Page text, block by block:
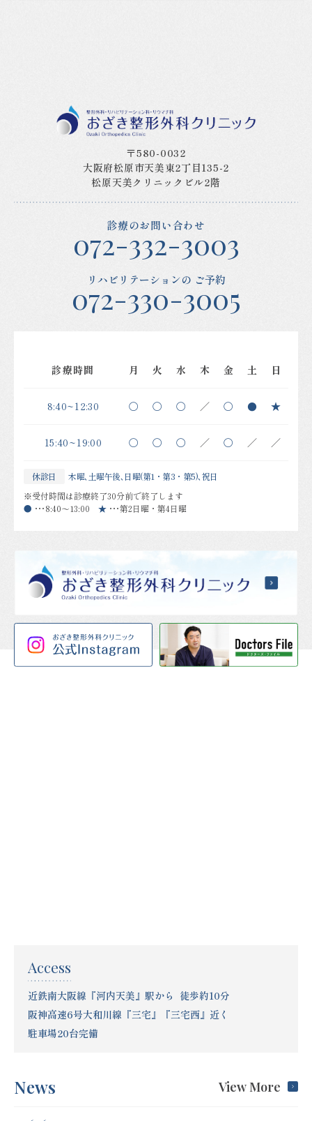
〒580-0032
大阪府松原市天美東2丁目135-2
松原天美クリニックビル2階
診療のお問い合わせ
072-332-3003
リハビリテーションの ご予約
072-330-3005
診療時間 月 火 水 木 金 土 日
8:40~12:30 〇 〇 〇 ／ 〇 ● ★
15:40~19:00 〇 〇 〇 ／ 〇 ／ ／
休診日
木曜､土曜午後､日曜(第1・第3・第5)､祝日
※受付時間は診療終了30分前で終了します
● ・・・ 8:40～13:00★ ・・・ 第2日曜・第4日曜
Access
近鉄南大阪線『河内天美』駅から 徒歩約10分
阪神高速6号大和川線『三宅』『三宅西』近く
駐車場20台完備
News View More